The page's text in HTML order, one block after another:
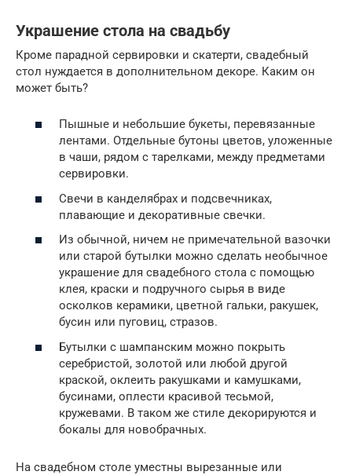
Украшение стола на свадьбу
Кроме парадной сервировки и скатерти, свадебный
стол нуждается в дополнительном декоре. Каким он
может быть?
Пышные и небольшие букеты, перевязанные
лентами. Отдельные бутоны цветов, уложенные
в чаши, рядом с тарелками, между предметами
сервировки.
Свечи в канделябрах и подсвечниках,
плавающие и декоративные свечки.
Из обычной, ничем не примечательной вазочки
или старой бутылки можно сделать необычное
украшение для свадебного стола с помощью
клея, краски и подручного сырья в виде
осколков керамики, цветной гальки, ракушек,
бусин или пуговиц, стразов.
Бутылки с шампанским можно покрыть
серебристой, золотой или любой другой
краской, оклеить ракушками и камушками,
бусинами, оплести красивой тесьмой,
кружевами. В таком же стиле декорируются и
бокалы для новобрачных.
На свадебном столе уместны вырезанные или